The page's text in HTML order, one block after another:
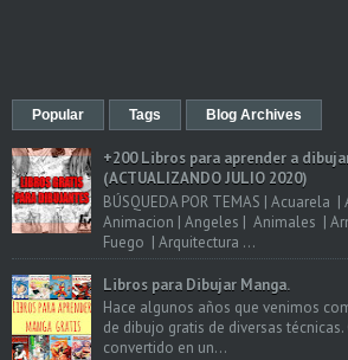
Popular Tags Blog Archives
+200 Libros para aprender a
(ACTUALIZANDO JULIO 2020)
BÚSQUEDA POR TEMAS | Acuarela
Animacion | Angeles | Animales |
Fuego | Arquitectura ...
Libros para Dibujar Manga.
Hace algunos años que venimos
de dibujo gratis de diversas
convertido en un...